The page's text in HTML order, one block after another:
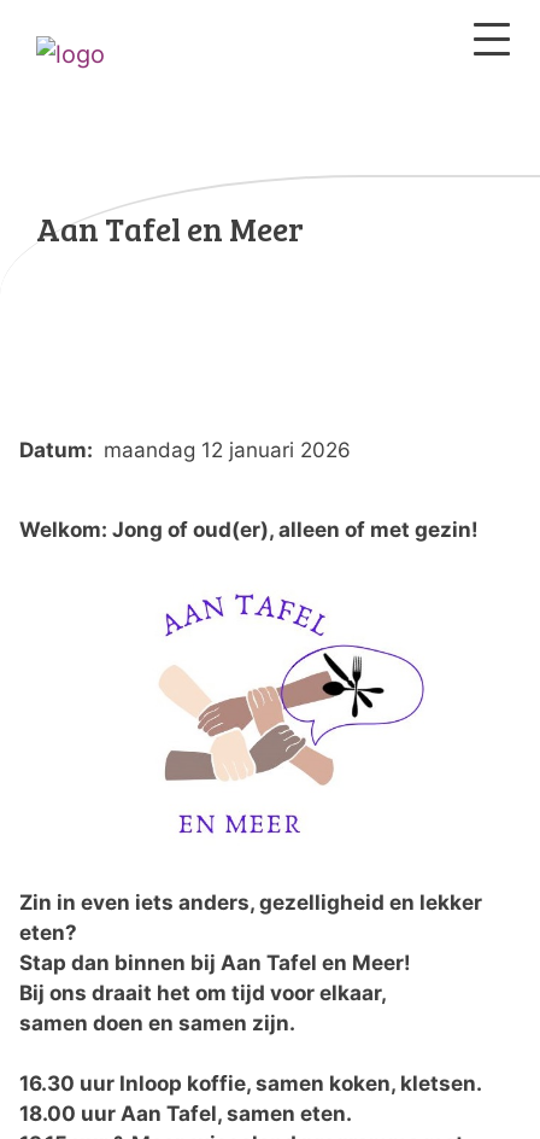
Aan Tafel en Meer
Datum: maandag 12 januari 2026
Welkom: Jong of oud(er), alleen of met gezin!
Zin in even iets anders, gezelligheid en lekker
eten?
Stap dan binnen bij Aan Tafel en Meer!
Bij ons draait het om tijd voor elkaar,
samen doen en samen zijn.
16.30 uur Inloop koffie, samen koken, kletsen.
18.00 uur Aan Tafel, samen eten.